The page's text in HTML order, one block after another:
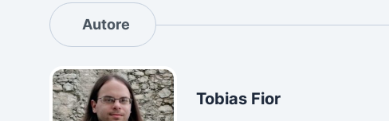
Autore
Tobias Fior